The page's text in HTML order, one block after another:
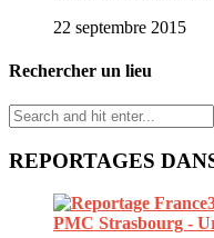
22 septembre 2015
Rechercher un lieu
REPORTAGES